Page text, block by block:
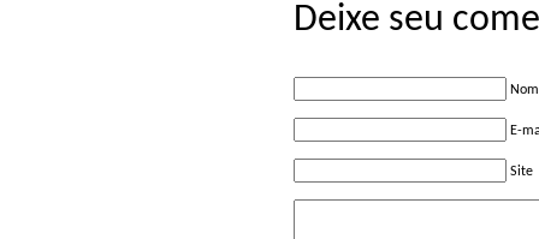
Deixe seu
E-
Site